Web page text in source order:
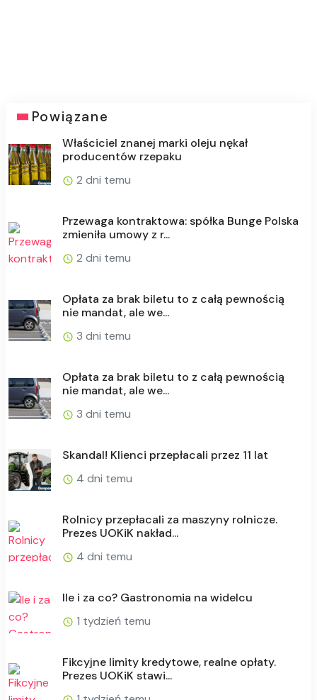
Powiązane
Właściciel znanej marki oleju nękał
producentów rzepaku
2 dni temu
Przewaga kontraktowa: spółka Bunge Polska
zmieniła umowy z r...
2 dni temu
Opłata za brak biletu to z całą pewnością
nie mandat, ale we...
3 dni temu
Opłata za brak biletu to z całą pewnością
nie mandat, ale we...
3 dni temu
Skandal! Klienci przepłacali przez 11 lat
4 dni temu
Rolnicy przepłacali za maszyny rolnicze.
Prezes UOKiK nakład...
4 dni temu
Ile i za co? Gastronomia na widelcu
1 tydzień temu
Fikcyjne limity kredytowe, realne opłaty.
Prezes UOKiK stawi...